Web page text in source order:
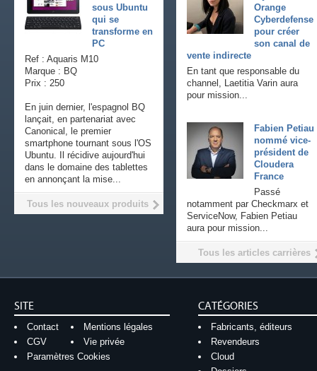
Orange
Cyberdefense
pour créer
son canal de
vente indirecte
En tant que responsable du
channel, Laetitia Varin aura
pour mission...
Fabien Petiau
nommé vice-
président de
Cloudera
France
Passé
notamment par Checkmarx et
ServiceNow, Fabien Petiau
aura pour mission...
Tous les articles carrières
sous Ubuntu
qui se
transforme en
PC
Ref : Aquaris M10
Marque : BQ
Prix : 250
En juin dernier, l'espagnol BQ
lançait, en partenariat avec
Canonical, le premier
smartphone tournant sous l'OS
Ubuntu. Il récidive aujourd'hui
dans le domaine des tablettes
en annonçant la mise...
Tous les nouveaux produits
SITE
Contact
Mentions légales
CGV
Vie privée
Paramètres Cookies
CATÉGORIES
Fabricants, éditeurs
Revendeurs
Cloud